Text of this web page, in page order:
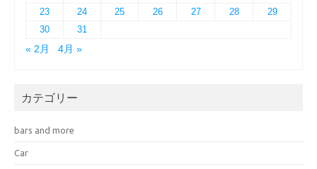
23
24 25 26 27 28
29
30
31
« 2月
4月 »
カテゴリー
bars and more
Car